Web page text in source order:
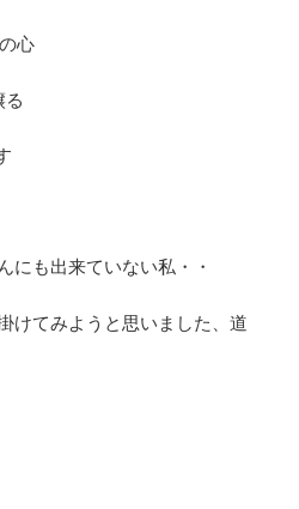
心
にも出来ていない私・・
けてみようと思いました、道